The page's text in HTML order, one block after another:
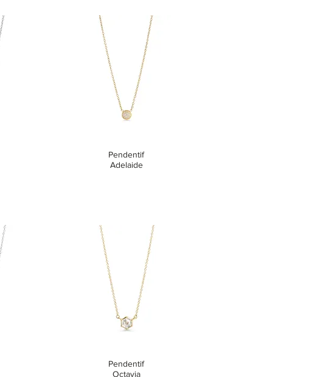
Pendentif
Adelaide
Pendentif
Octavia